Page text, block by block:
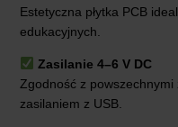
Estetyczna płytka PCB
edukacyjnych.
Zasilanie 4–6 V DC
Zgodność z
zasilaniem z USB.